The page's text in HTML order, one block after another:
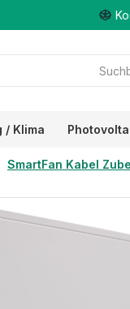
/ Klima
SmartFan Kabel